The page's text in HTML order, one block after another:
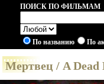
ПОИСК ПО ФИЛЬМАМ
По названию По
Мертвец / A Dead